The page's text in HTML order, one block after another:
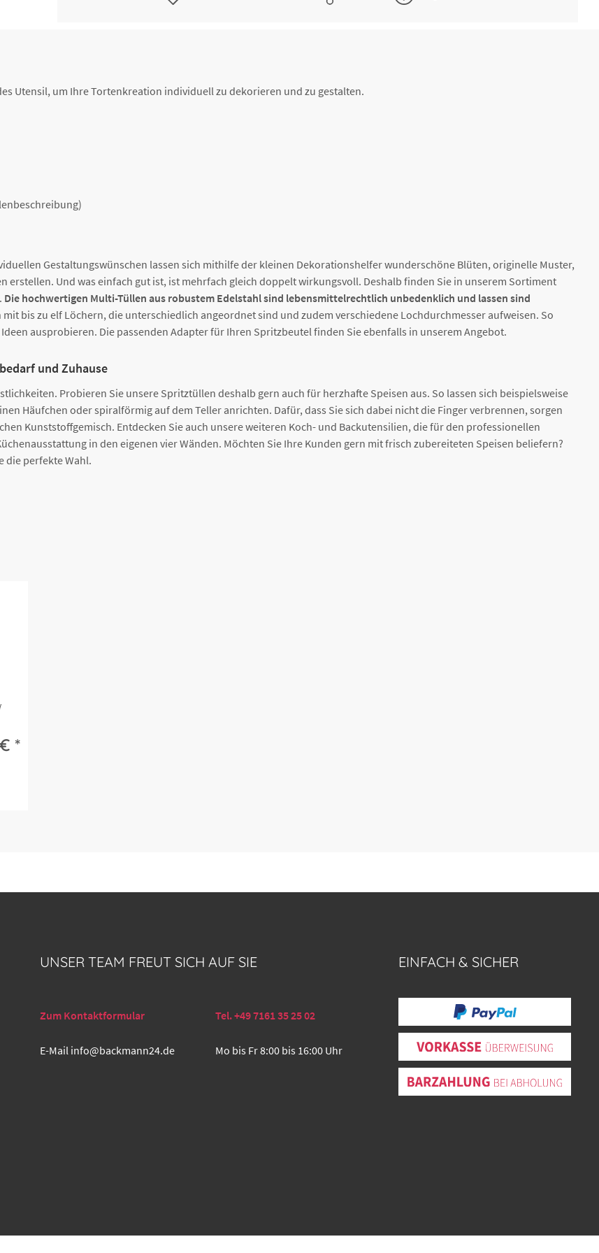
Löcher, Edelstahl
Löcher, Edelstahl
Utensil, um Ihre Tortenkreation individuell zu dekorieren und zu gestalten.
Gestaltungswünschen lassen sich mithilfe der kleinen Dekorationshelfer wunderschöne Blüten, originelle Muster,
erstellen. Und was einfach gut ist, ist mehrfach gleich doppelt wirkungsvoll. Deshalb finden Sie in unserem Sortiment
Die hochwertigen Multi-Tüllen aus robustem Edelstahl sind lebensmittelrechtlich unbedenklich und lassen sind
bis zu elf Löchern, die unterschiedlich angeordnet sind und zudem verschiedene Lochdurchmesser aufweisen. So
ausprobieren. Die passenden Adapter für Ihren Spritzbeutel finden Sie ebenfalls in unserem Angebot.
und Zuhause
Probieren Sie unsere Spritztüllen deshalb gern auch für herzhafte Speisen aus. So lassen sich beispielsweise
Häufchen oder spiralförmig auf dem Teller anrichten. Dafür, dass Sie sich dabei nicht die Finger verbrennen, sorgen
Kunststoffgemisch. Entdecken Sie auch unsere weiteren Koch- und Backutensilien, die für den professionellen
in den eigenen vier Wänden. Möchten Sie Ihre Kunden gern mit frisch zubereiteten Speisen beliefern?
die perfekte Wahl.
*
UNSER TEAM FREUT SICH AUF SIE
Zum Kontaktformular Tel. +49 7161 35 25 02
E-Mail info@backmann24.de Mo bis Fr 8:00 bis 16:00 Uhr
EINFACH & SICHER